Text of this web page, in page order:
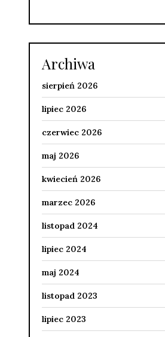
Archiwa
sierpień 2026
lipiec 2026
czerwiec 2026
maj 2026
kwiecień 2026
marzec 2026
listopad 2024
lipiec 2024
maj 2024
listopad 2023
lipiec 2023